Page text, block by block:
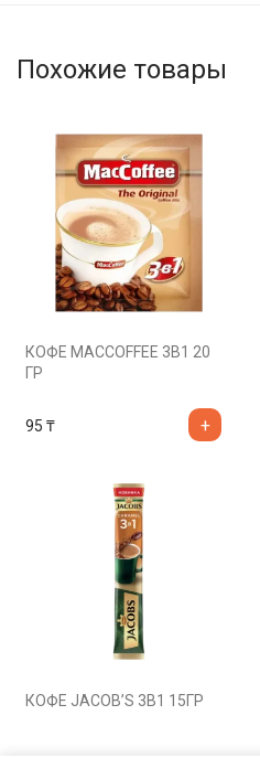
Похожие товары
КОФЕ MACCOFFEE 3В1 20
ГР
95 ₸
КОФЕ JACOB’S 3В1 15ГР